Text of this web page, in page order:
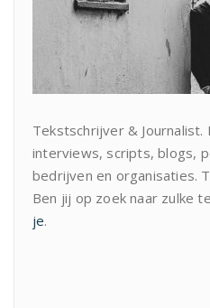
Tekstschrijver &
interviews, scripts, blogs,
bedrijven en organisaties.
Ben jij op zoek naar zulke
je.